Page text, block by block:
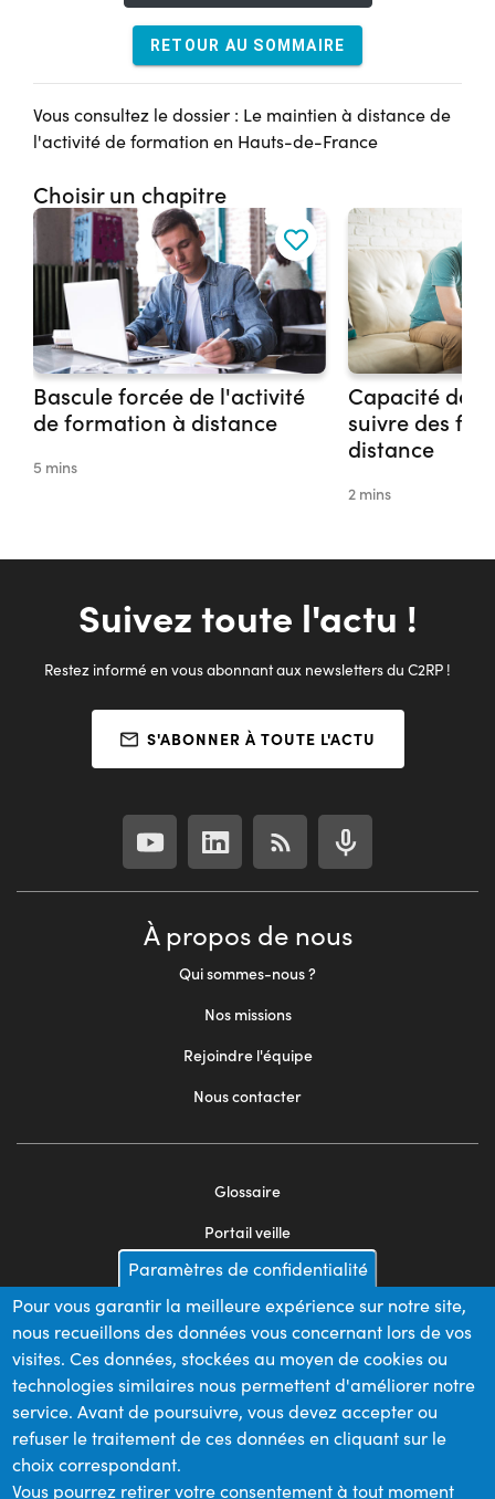
RETOUR AU SOMMAIRE
Vous consultez le dossier : Le maintien à distance de
l'activité de formation en Hauts-de-France
Choisir un chapitre
Bascule forcée de l'activité
de formation à distance
5 mins
Capacité des
suivre des
distance
2 mins
Suivez toute l'actu !
Restez informé en vous abonnant aux newsletters du C2RP !
S'ABONNER À TOUTE L'ACTU
À propos de nous
Qui sommes-nous ?
Nos missions
Rejoindre l'équipe
Nous contacter
2
Glossaire
Portail veille
Mentions légales
Appels d'offres
Plan du site
Nos financeurs
Paramètres de confidentialité
Pour vous garantir la meilleure expérience sur notre site,
nous recueillons des données vous concernant lors de vos
visites. Ces données, stockées au moyen de cookies ou
technologies similaires nous permettent d'améliorer notre
service. Avant de poursuivre, vous devez accepter ou
refuser le traitement de ces données en cliquant sur le
choix correspondant.
Vous pourrez retirer votre consentement à tout moment